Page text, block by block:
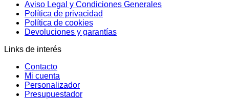
Aviso Legal y Condiciones Generales
Política de privacidad
Política de cookies
Devoluciones y garantías
Links de interés
Contacto
Mi cuenta
Personalizador
Presupuestador